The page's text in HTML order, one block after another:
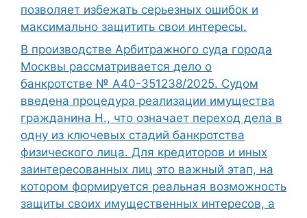
позволяет избежать серьезных ошибок и
максимально защитить свои интересы.
В производстве Арбитражного суда города
Москвы рассматривается дело о
банкротстве № А40-351238/2025. Судом
введена процедура реализации имущества
гражданина Н., что означает переход дела в
одну из ключевых стадий банкротства
физического лица. Для кредиторов и иных
заинтересованных лиц это важный этап, на
котором формируется реальная возможность
защиты своих имущественных интересов, а